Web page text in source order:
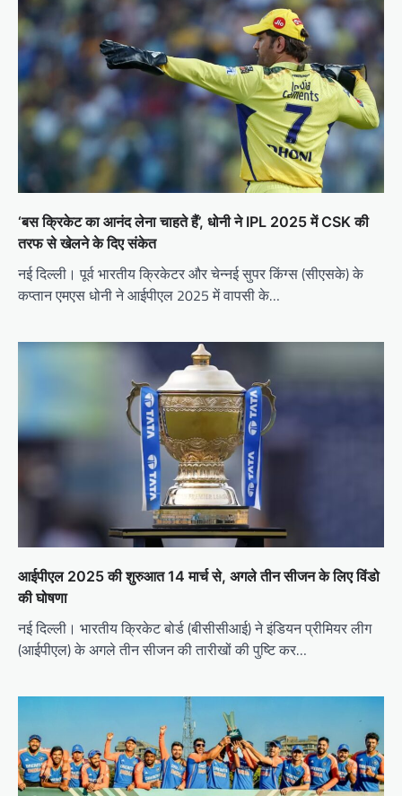
‘बस क्रिकेट का आनंद लेना चाहते हैं’, धोनी ने IPL 2025 में CSK की
तरफ से खेलने के दिए संकेत
नई दिल्ली। पूर्व भारतीय क्रिकेटर और चेन्नई सुपर किंग्स (सीएसके) के
कप्तान एमएस धोनी ने आईपीएल 2025 में वापसी के…
आईपीएल 2025 की शुरुआत 14 मार्च से, अगले तीन सीजन के लिए विंडो
की घोषणा
नई दिल्ली। भारतीय क्रिकेट बोर्ड (बीसीसीआई) ने इंडियन प्रीमियर लीग
(आईपीएल) के अगले तीन सीजन की तारीखों की पुष्टि कर…